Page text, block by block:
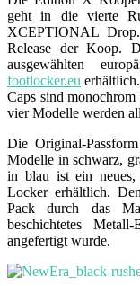
geht in die vierte
XCEPTIONAL
Release der Koop.
ausgewählten
footlocker.eu
Caps sind
vier Modelle werden
Die Original-
Modelle in schwarz,
in blau ist ein
Locker erhältlich.
Pack durch das
beschichtetes
angefertigt wurde.